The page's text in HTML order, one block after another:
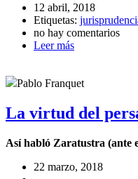
12 abril, 2018
Etiquetas:
no hay comentarios
Leer más
Pablo Franquet
La virtud del
Así habló Zaratustra (ante
22 marzo, 2018